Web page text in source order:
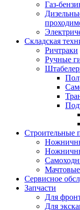
Газ-
Складская
Ричтраки
Ручные
Строительные
Мачтовые
Сервисное
Запчасти
Для
Для